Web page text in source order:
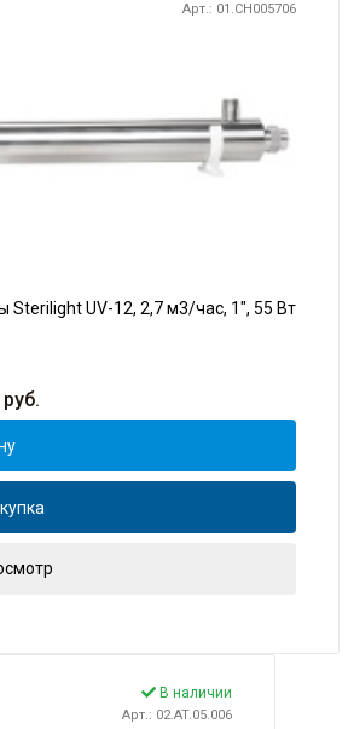
Арт.: 01.CH005706
UV-12, 2,7 м3/час, 1", 55 Вт
руб.
В наличии
Арт.: 02.AT.05.006